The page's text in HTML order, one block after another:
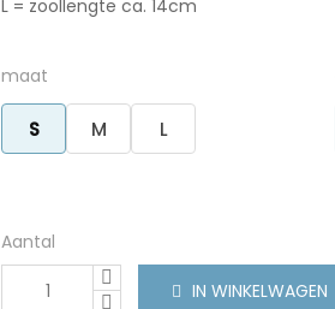
L = zoollengte ca. 14cm
maat
S M L
Aantal
IN WINKELWAGEN